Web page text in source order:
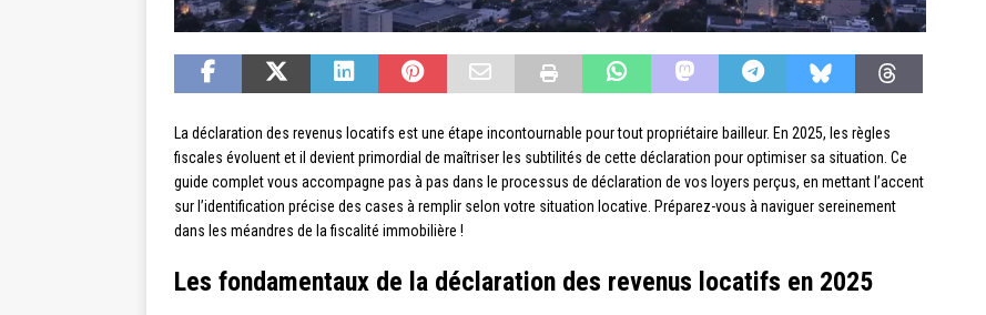
La déclaration des revenus locatifs est une étape incontournable pour tout propriétaire bailleur. En 2025, les règles
fiscales évoluent et il devient primordial de maîtriser les subtilités de cette déclaration pour optimiser sa situation. Ce
guide complet vous accompagne pas à pas dans le processus de déclaration de vos loyers perçus, en mettant l’accent
sur l’identification précise des cases à remplir selon votre situation locative. Préparez-vous à naviguer sereinement
dans les méandres de la fiscalité immobilière !
Les fondamentaux de la déclaration des revenus locatifs en 2025